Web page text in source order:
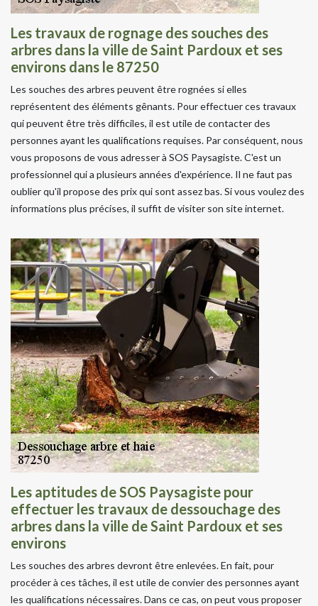
Les travaux de rognage des souches des
arbres dans la ville de Saint Pardoux et ses
environs dans le 87250
Les souches des arbres peuvent être rognées si elles
représentent des éléments gênants. Pour effectuer ces travaux
qui peuvent être très difficiles, il est utile de contacter des
personnes ayant les qualifications requises. Par conséquent, nous
vous proposons de vous adresser à SOS Paysagiste. C'est un
professionnel qui a plusieurs années d'expérience. Il ne faut pas
oublier qu'il propose des prix qui sont assez bas. Si vous voulez des
informations plus précises, il suffit de visiter son site internet.
Les aptitudes de SOS Paysagiste pour
effectuer les travaux de dessouchage des
arbres dans la ville de Saint Pardoux et ses
environs
Les souches des arbres devront être enlevées. En fait, pour
procéder à ces tâches, il est utile de convier des personnes ayant
les qualifications nécessaires. Dans ce cas, on peut vous proposer